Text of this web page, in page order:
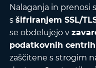
Nalaganja in prenosi
s šifriranjem SSL/
se obdelujejo v
podatkovnih centrih
zaščitene s strogim